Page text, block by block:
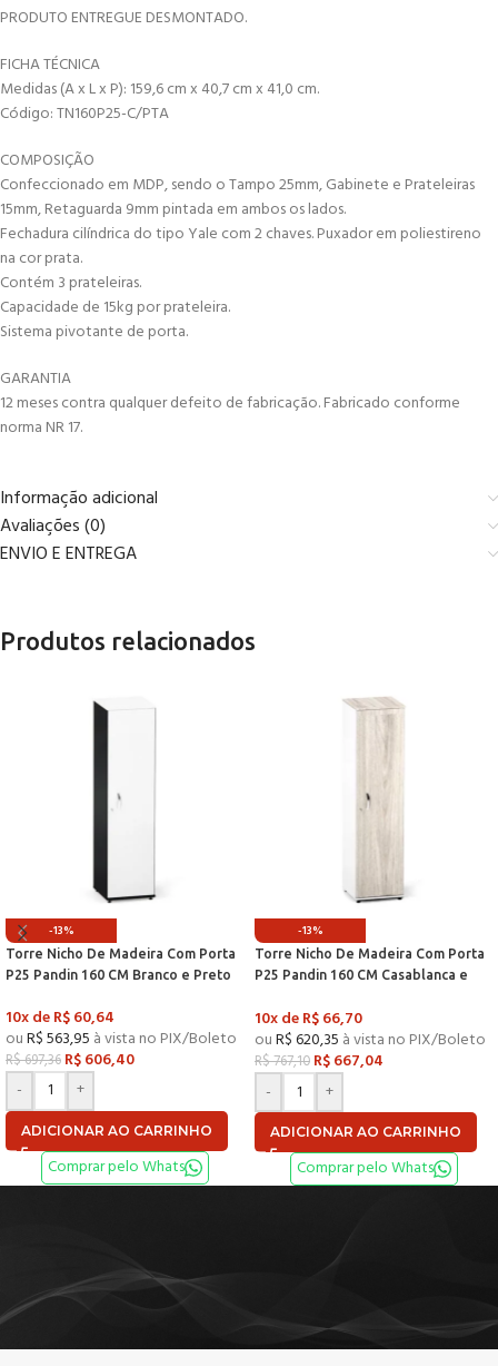
PRODUTO ENTREGUE DESMONTADO.
FICHA TÉCNICA
Medidas (A x L x P): 159,6 cm x 40,7 cm x 41,0 cm.
Código: TN160P25-C/PTA
COMPOSIÇÃO
Confeccionado em MDP, sendo o Tampo 25mm, Gabinete e Prateleiras
15mm, Retaguarda 9mm pintada em ambos os lados.
Fechadura cilíndrica do tipo Yale com 2 chaves. Puxador em poliestireno
na cor prata.
Contém 3 prateleiras.
Capacidade de 15kg por prateleira.
Sistema pivotante de porta.
GARANTIA
12 meses contra qualquer defeito de fabricação. Fabricado conforme
norma NR 17.
Informação adicional
Avaliações (0)
ENVIO E ENTREGA
Produtos relacionados
-13%
Torre Nicho De Madeira Com Porta
P25 Pandin 160 CM Branco e Preto
10x deR$60,64
ouR$563,95 à vista no PIX/Boleto
R$697,36 R$606,40
-
+
ADICIONAR AO CARRINHO
Comprar pelo Whats
-13%
Torre Nicho De Madeira Com Porta
P25 Pandin 160 CM Casablanca e
10x deR$66,70
ouR$620,35 à vista no PIX/Boleto
R$767,10 R$667,04
-
+
ADICIONAR AO CARRINHO
Comprar pelo Whats